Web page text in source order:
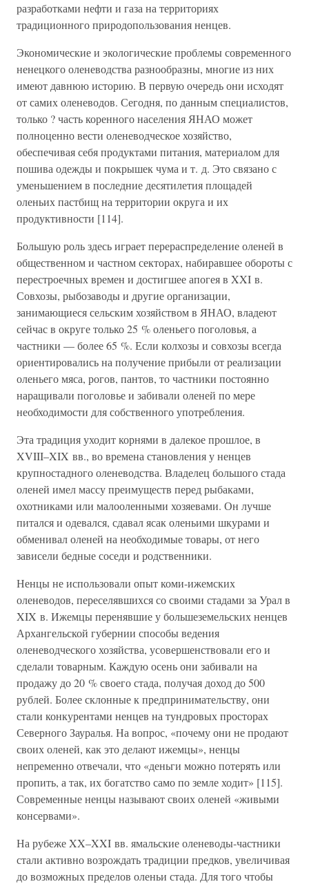
разработками нефти и газа на территориях
традиционного природопользования ненцев.
Экономические и экологические проблемы современного
ненецкого оленеводства разнообразны, многие из них
имеют давнюю историю. В первую очередь они исходят
от самих оленеводов. Сегодня, по данным специалистов,
только ? часть коренного населения ЯНАО может
полноценно вести оленеводческое хозяйство,
обеспечивая себя продуктами питания, материалом для
пошива одежды и покрышек чума и т. д. Это связано с
уменьшением в последние десятилетия площадей
оленьих пастбищ на территории округа и их
продуктивности [114].
Большую роль здесь играет перераспределение оленей в
общественном и частном секторах, набиравшее обороты с
перестроечных времен и достигшее апогея в XXI в.
Совхозы, рыбозаводы и другие организации,
занимающиеся сельским хозяйством в ЯНАО, владеют
сейчас в округе только 25 % оленьего поголовья, а
частники — более 65 %. Если колхозы и совхозы всегда
ориентировались на получение прибыли от реализации
оленьего мяса, рогов, пантов, то частники постоянно
наращивали поголовье и забивали оленей по мере
необходимости для собственного употребления.
Эта традиция уходит корнями в далекое прошлое, в
XVIII–XIX вв., во времена становления у ненцев
крупностадного оленеводства. Владелец большого стада
оленей имел массу преимуществ перед рыбаками,
охотниками или малооленными хозяевами. Он лучше
питался и одевался, сдавал ясак оленьими шкурами и
обменивал оленей на необходимые товары, от него
зависели бедные соседи и родственники.
Ненцы не использовали опыт коми-ижемских
оленеводов, переселявшихся со своими стадами за Урал в
XIX в. Ижемцы перенявшие у большеземельских ненцев
Архангельской губернии способы ведения
оленеводческого хозяйства, усовершенствовали его и
сделали товарным. Каждую осень они забивали на
продажу до 20 % своего стада, получая доход до 500
рублей. Более склонные к предпринимательству, они
стали конкурентами ненцев на тундровых просторах
Северного Зауралья. На вопрос, «почему они не продают
своих оленей, как это делают ижемцы», ненцы
непременно отвечали, что «деньги можно потерять или
пропить, а так, их богатство само по земле ходит» [115].
Современные ненцы называют своих оленей «живыми
консервами».
На рубеже XX–XXI вв. ямальские оленеводы-частники
стали активно возрождать традиции предков, увеличивая
до возможных пределов оленьи стада. Для того чтобы